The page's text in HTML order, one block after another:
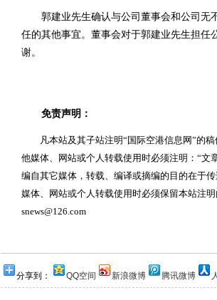
郭建业先生确认与公司董事会和公司无
任的其他事宜。董事会对于郭建业先生担任
谢。
免责声明：
凡本站及其子站注明“国际空港信息网”的稿
他媒体、网站或个人转载使用时必须注明：“文
编自其它媒体，转载、编译或摘编的目的在于
媒体、网站或个人转载使用时必须保留本站注
snews@126.com
分享到： QQ空间 新浪微博 腾讯微博